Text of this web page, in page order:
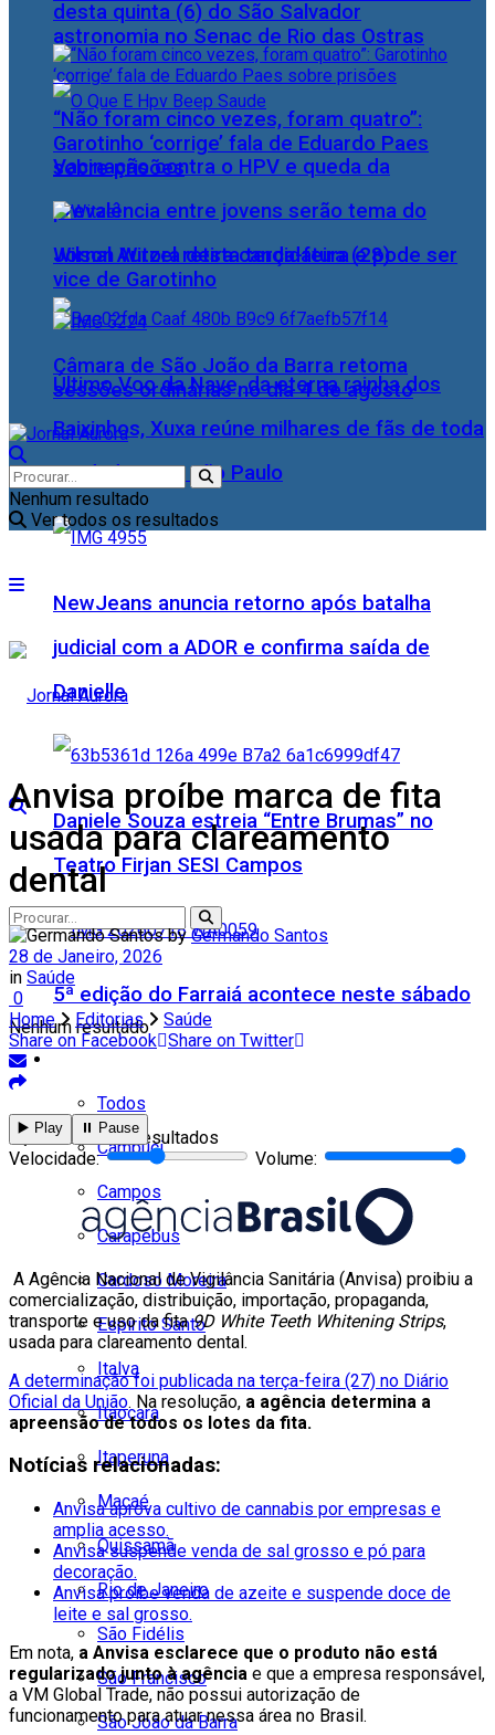
astronomia no Senac de Rio das Ostras
Vacinação contra o HPV e queda da
prevalência entre jovens serão tema do
Jornal Aurora desta terça-feira (28)
Último Voo da Nave, da eterna rainha dos
Baixinhos, Xuxa reúne milhares de fãs de toda
as idades, em São Paulo
NewJeans anuncia retorno após batalha
judicial com a ADOR e confirma saída de
Danielle
Daniele Souza estreia “Entre Brumas” no
Teatro Firjan SESI Campos
5ª edição do Farraiá acontece neste sábado
Todos
Cambuci
Campos
Carapebus
Cardoso Moreira
Espírito Santo
Italva
Itaocara
Itaperuna
Macaé
Quissamã
Rio de Janeiro
São Fidélis
São Francisco
São João da Barra
desta quinta (6) do São Salvador
“Não foram cinco vezes, foram quatro”:
Garotinho ‘corrige’ fala de Eduardo Paes
sobre prisões
Wilson Witzel retira candidatura e pode ser
vice de Garotinho
Câmara de São João da Barra retoma
sessões ordinárias no dia 4 de agosto
Nenhum resultado
Ver todos os resultados
Nenhum resultado
Ver todos os resultados
Anvisa proíbe marca de fita
usada para clareamento
dental
by Germando Santos
28 de Janeiro, 2026
in Saúde
0
Home
Editorias
Saúde
Share on Facebook Share on Twitter
▶️ Play ⏸️ Pause
Velocidade: Volume:
A Agência Nacional de Vigilância Sanitária (Anvisa) proibiu a
comercialização, distribuição, importação, propaganda,
transporte e uso da fita9D White Teeth Whitening Strips,
usada para clareamento dental.
A determinação foi publicada na terça-feira (27) no Diário
Oficial da União. Na resolução, a agência determina a
apreensão de todos os lotes da fita.
Notícias relacionadas:
Anvisa aprova cultivo de cannabis por empresas e
amplia acesso.
Anvisa suspende venda de sal grosso e pó para
decoração.
Anvisa proíbe venda de azeite e suspende doce de
leite e sal grosso.
Em nota, a Anvisa esclarece que o produto não está
regularizado junto à agência e que a empresa responsável,
a VM Global Trade, não possui autorização de
funcionamento para atuar nessa área no Brasil.